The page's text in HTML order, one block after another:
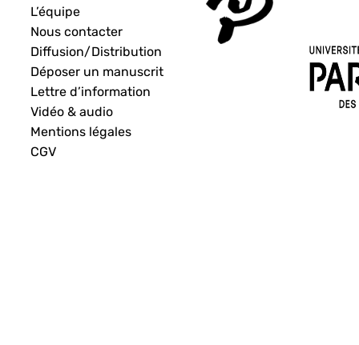
L’équipe
Nous contacter
Diffusion/Distribution
Déposer un manuscrit
Lettre d’information
Vidéo & audio
Mentions légales
CGV